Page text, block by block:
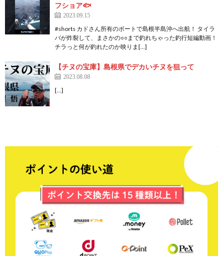
フショア🐟
2023.09.15
#shorts カドさん所有のボートで島根半島沖へ出航！ タイラ
バが炸裂して、まさかの○○まで釣れちゃった釣行短編動画！
チラっと何が釣れたのか映りま[…]
【チヌの宝庫】島根県でデカいチヌを狙って
2023.08.08
[…]